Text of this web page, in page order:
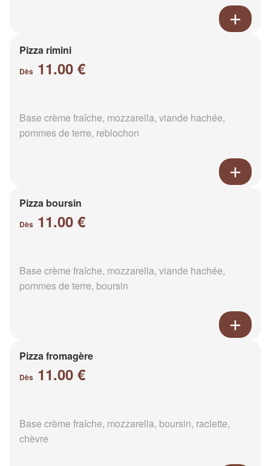
Pizza rimini
Dès 11.00 €
Base crème fraîche, mozzarella, viande hachée,
pommes de terre, reblochon
Pizza boursin
Dès 11.00 €
Base crème fraîche, mozzarella, viande hachée,
pommes de terre, boursin
Pizza fromagère
Dès 11.00 €
Base crème fraîche, mozzarella, boursin, raclette,
chèvre